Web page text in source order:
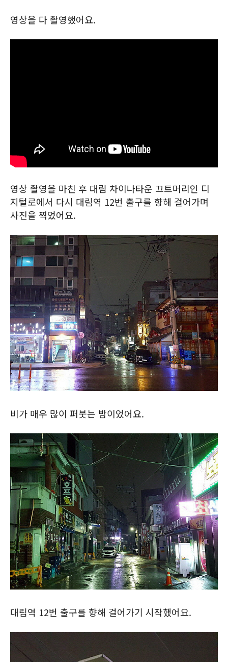
영상을 다 촬영했어요.
영상 촬영을 마친 후 대림 차이나타운 끄트머리인 디
지털로에서 다시 대림역 12번 출구를 향해 걸어가며
사진을 찍었어요.
비가 매우 많이 퍼붓는 밤이었어요.
대림역 12번 출구를 향해 걸어가기 시작했어요.